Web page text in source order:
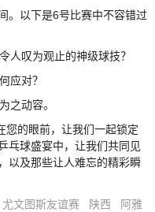
。以下是6号比赛中不容错过
人叹为观止的神级球技？
应对？
之动容。
您的眼前，让我们一起锁定
乓球盛宴中，让我们共同见
以及那些让人难忘的精彩瞬
尤文图斯友谊赛 陕西
阿雅